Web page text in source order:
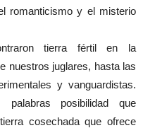
romanticismo y el misterio
tierra fértil en la
nuestros juglares, hasta las
y vanguardistas.
posibilidad que
cosechada que ofrece